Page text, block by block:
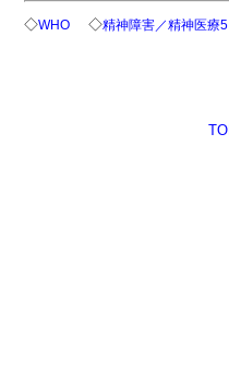
◇WHO ◇精神障害／精神医療5